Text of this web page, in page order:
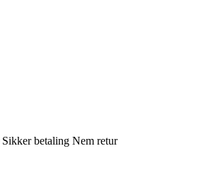
Sikker betaling Nem retur